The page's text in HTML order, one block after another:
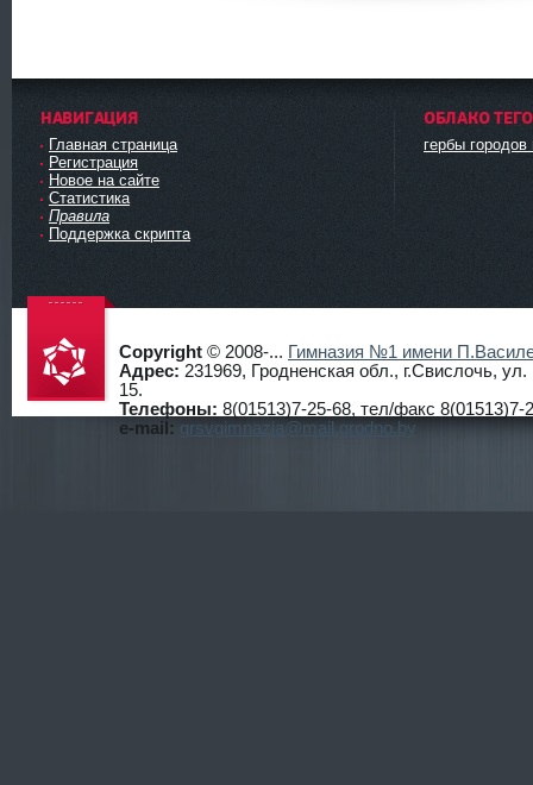
НАВИГАЦИЯ
Главная страница
Регистрация
Новое на сайте
Статистика
Правила
Поддержка скрипта
ОБЛАКО
гербы городов
Гимнази
Copyright © 2008-... Гимназия №1 имени
Адрес: 231969, Гродненская обл., г.Свислочь,
15.
Телефоны: 8(01513)7-25-68, тел/факс 8(01513)7-
e-mail: grsvgimnazia@mail.grodno.by